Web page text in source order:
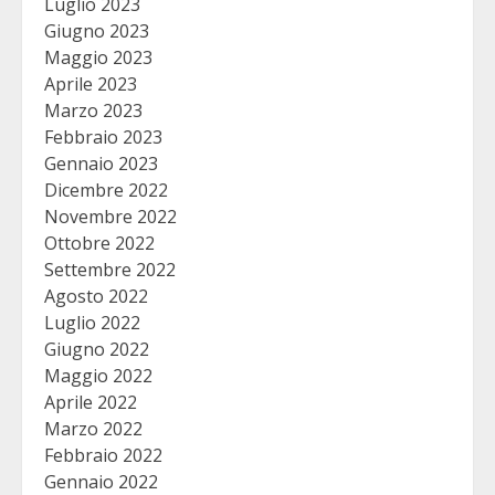
Giugno 2023
Maggio 2023
Aprile 2023
Marzo 2023
Febbraio 2023
Gennaio 2023
Dicembre 2022
Novembre 2022
Ottobre 2022
Settembre 2022
Agosto 2022
Luglio 2022
Giugno 2022
Maggio 2022
Aprile 2022
Marzo 2022
Febbraio 2022
Gennaio 2022